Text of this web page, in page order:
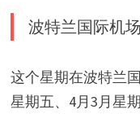
波特兰国际机场
这个星期在波特兰
星期五、4月3月星